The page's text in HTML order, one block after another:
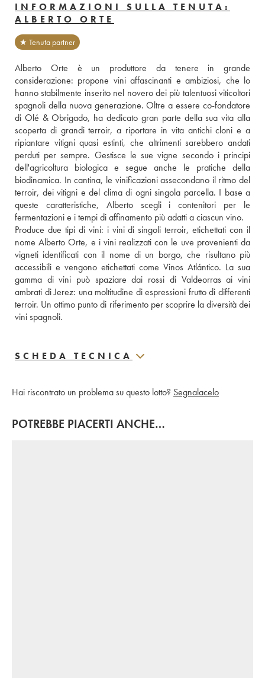
INFORMAZIONI SULLA TENUTA:
ALBERTO ORTE
★ Tenuta partner
Alberto Orte è un produttore da tenere in grande
considerazione: propone vini affascinanti e ambiziosi, che lo
hanno stabilmente inserito nel novero dei più talentuosi viticoltori
spagnoli della nuova generazione. Oltre a essere co-fondatore
di Olé & Obrigado, ha dedicato gran parte della sua vita alla
scoperta di grandi terroir, a riportare in vita antichi cloni e a
ripiantare vitigni quasi estinti, che altrimenti sarebbero andati
perduti per sempre. Gestisce le sue vigne secondo i principi
dell'agricoltura biologica e segue anche le pratiche della
biodinamica. In cantina, le vinificazioni assecondano il ritmo del
terroir, dei vitigni e del clima di ogni singola parcella. I base a
queste caratteristiche, Alberto scegli i contenitori per le
fermentazioni e i tempi di affinamento più adatti a ciascun vino.
Produce due tipi di vini: i vini di singoli terroir, etichettati con il
nome Alberto Orte, e i vini realizzati con le uve provenienti da
vigneti identificati con il nome di un borgo, che risultano più
accessibili e vengono etichettati come Vinos Atlántico. La sua
gamma di vini può spaziare dai rossi di Valdeorras ai vini
ambrati di Jerez: una moltitudine di espressioni frutto di differenti
terroir. Un ottimo punto di riferimento per scoprire la diversità dei
vini spagnoli.
SCHEDA TECNICA
Hai riscontrato un problema su questo lotto? Segnalacelo
POTREBBE PIACERTI ANCHE…